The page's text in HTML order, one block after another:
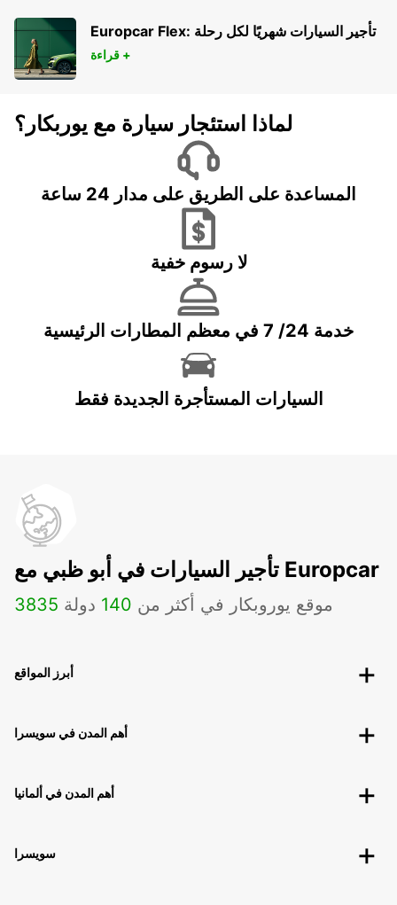
Europcar Flex: تأجير السيارات شهريًا لكل رحلة
قراءة +
لماذا استئجار سيارة مع يوربكار؟
المساعدة على الطريق على مدار 24 ساعة
لا رسوم خفية
خدمة 24/ 7 في معظم المطارات الرئيسية
السيارات المستأجرة الجديدة فقط
تأجير السيارات في أبو ظبي مع Europcar
3835 موقع يوروبكار في أكثر من 140 دولة
أبرز المواقع
أهم المدن في سويسرا
أهم المدن في ألمانيا
سويسرا